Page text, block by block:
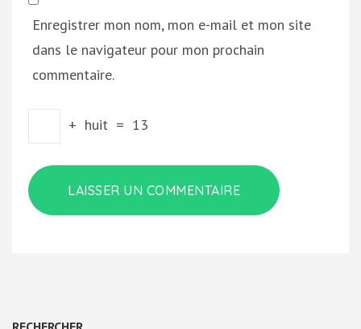
Enregistrer mon nom, mon e-mail et mon site
dans le navigateur pour mon prochain
commentaire.
+ huit = 13